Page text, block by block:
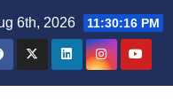
6th, 2026 11:30:16 PM